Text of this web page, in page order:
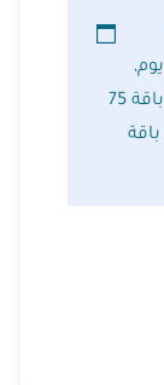
,
باقة 75
باقة